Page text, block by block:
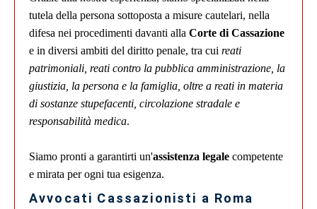
tutela della persona sottoposta a misure cautelari, nella
difesa nei procedimenti davanti alla Corte di Cassazione
e in diversi ambiti del diritto penale, tra cui reati
patrimoniali, reati contro la pubblica amministrazione, la
giustizia, la persona e la famiglia, oltre a reati in materia
di sostanze stupefacenti, circolazione stradale e
responsabilità medica.
Siamo pronti a garantirti un'assistenza legale competente
e mirata per ogni tua esigenza.
Avvocati Cassazionisti a Roma